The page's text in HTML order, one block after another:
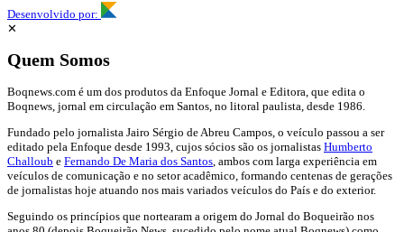
Desenvolvido por:
✕
Quem Somos
Boqnews.com é um dos produtos da Enfoque Jornal e Editora, que edita o
Boqnews, jornal em circulação em Santos, no litoral paulista, desde 1986.
Fundado pelo jornalista Jairo Sérgio de Abreu Campos, o veículo passou a ser
editado pela Enfoque desde 1993, cujos sócios são os jornalistas Humberto
Challoub e Fernando De Maria dos Santos, ambos com larga experiência em
veículos de comunicação e no setor acadêmico, formando centenas de gerações
de jornalistas hoje atuando nos mais variados veículos do País e do exterior.
Seguindo os princípios que nortearam a origem do Jornal do Boqueirão nos